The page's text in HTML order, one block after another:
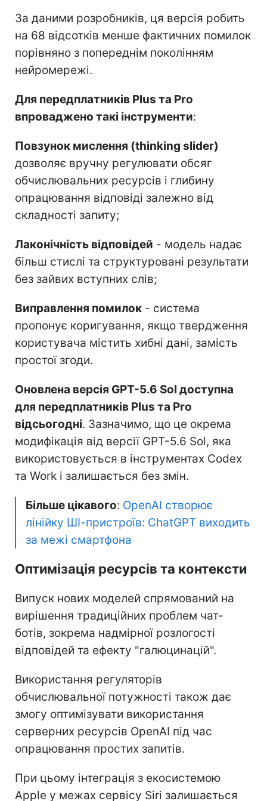
За даними розробників, ця версія робить
на 68 відсотків менше фактичних помилок
порівняно з попереднім поколінням
нейромережі.
Для передплатників Plus та Pro
впроваджено такі інструменти:
Повзунок мислення (thinking slider)
дозволяє вручну регулювати обсяг
обчислювальних ресурсів і глибину
опрацювання відповіді залежно від
складності запиту;
Лаконічність відповідей - модель надає
більш стислі та структуровані результати
без зайвих вступних слів;
Виправлення помилок - система
пропонує коригування, якщо твердження
користувача містить хибні дані, замість
простої згоди.
Оновлена версія GPT-5.6 Sol доступна
для передплатників Plus та Pro
відсьогодні. Зазначимо, що це окрема
модифікація від версії GPT-5.6 Sol, яка
використовується в інструментах Codex
та Work і залишається без змін.
Більше цікавого: OpenAI створює
лінійку ШІ-пристроїв: ChatGPT виходить
за межі смартфона
Оптимізація ресурсів та контексти
Випуск нових моделей спрямований на
вирішення традиційних проблем чат-
ботів, зокрема надмірної розлогості
відповідей та ефекту "галюцинацій".
Використання регуляторів
обчислювальної потужності також дає
змогу оптимізувати використання
серверних ресурсів OpenAI під час
опрацювання простих запитів.
При цьому інтеграція з екосистемою
Apple у межах сервісу Siri залишається